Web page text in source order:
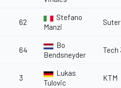
62
Stefano
Manzi
Suter
64
Bo
Bendsneyder
Tech
3
Lukas
Tulovic
KTM